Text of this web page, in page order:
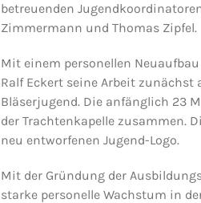
betreuenden
Zimmermann und Thomas Zipfel.
Mit einem personellen
Ralf Eckert seine Arbeit zunächst
Bläserjugend. Die anfänglich 23
der Trachtenkapelle zusammen.
neu entworfenen Jugend-Logo.
Mit der Gründung der
starke personelle Wachstum in